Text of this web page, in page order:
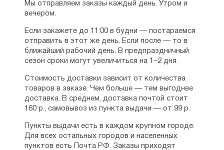
некоторое время — в священника. Местом
его служения стал храм города
Жуковский, освящённый в честь
Державной иконы Божией Матери,
в строительстве которого отец Николай
принимал непосредственное участие.
В последнее время протоиерей Николай
Булгаков пишет книги для детей, и книги,
помогающие разобраться в церковной
жизни. Одна из самых известных — это
успеем? 33 „причины“ не ходить в храм».
Она обращена ко всем сомневающимся,
полагающим, что спастись можно и без
Мы отправляем заказы каждый день. Утром и
вечером.
Если закажете до 11:00 в будни — постараемся
отправить в этот же день. Если после — то в
ближайший рабочий день. В предпраздничный
сезон сроки могут увеличиться на 1–2 дня.
Стоимость доставки зависит от количества
товаров в заказе. Чем больше — тем выгоднее
доставка. В среднем, доставка почтой стоит
160 р., самовывоз из пункта выдачи — от 99 р.
Пункты выдачи есть в каждом крупном городе.
Для всех остальных городов и населенных
пунктов есть Почта РФ. Заказы приходят